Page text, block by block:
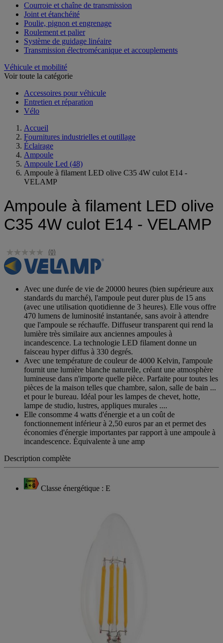
Courroie et chaîne de transmission
Joint et étanchéité
Poulie, pignon et engrenage
Roulement et palier
Système de guidage linéaire
Transmission électromécanique et accouplements
Véhicule et mobilité
Voir toute la catégorie
Accessoires pour véhicule
Entretien et réparation
Vélo
Accueil
Fournitures industrielles et outillage
Éclairage
Ampoule
Ampoule Led (48)
Ampoule à filament LED olive C35 4W culot E14 -
VELAMP
Ampoule à filament LED olive
C35 4W culot E14 - VELAMP
(0)
Avec une durée de vie de 20000 heures (bien supérieure aux
standards du marché), l'ampoule peut durer plus de 15 ans
(avec une utilisation quotidienne de 3 heures). Elle vous offre
470 lumens de luminosité instantanée, sans avoir à attendre
que l'ampoule se réchauffe. Diffuseur transparent qui rend la
lumière très similaire aux anciennes ampoules à
incandescence. La technologie LED filament donne un
faisceau hyper diffus à 330 degrés.
Avec une température de couleur de 4000 Kelvin, l'ampoule
fournit une lumière blanche naturelle, créant une atmosphère
lumineuse dans n'importe quelle pièce. Parfaite pour toutes les
pièces de la maison telles que chambre, salon, salle de bain ...
et pour le bureau. Idéal pour les lampes de chevet, hotte,
lampe de studio, lustres, appliques murales ....
Elle consomme 4 watts d'énergie et a un coût de
fonctionnement inférieur à 2,50 euros par an et permet des
économies d'énergie importantes par rapport à une ampoule à
incandescence. Équivalente à une amp
Description complète
Classe énergétique : E